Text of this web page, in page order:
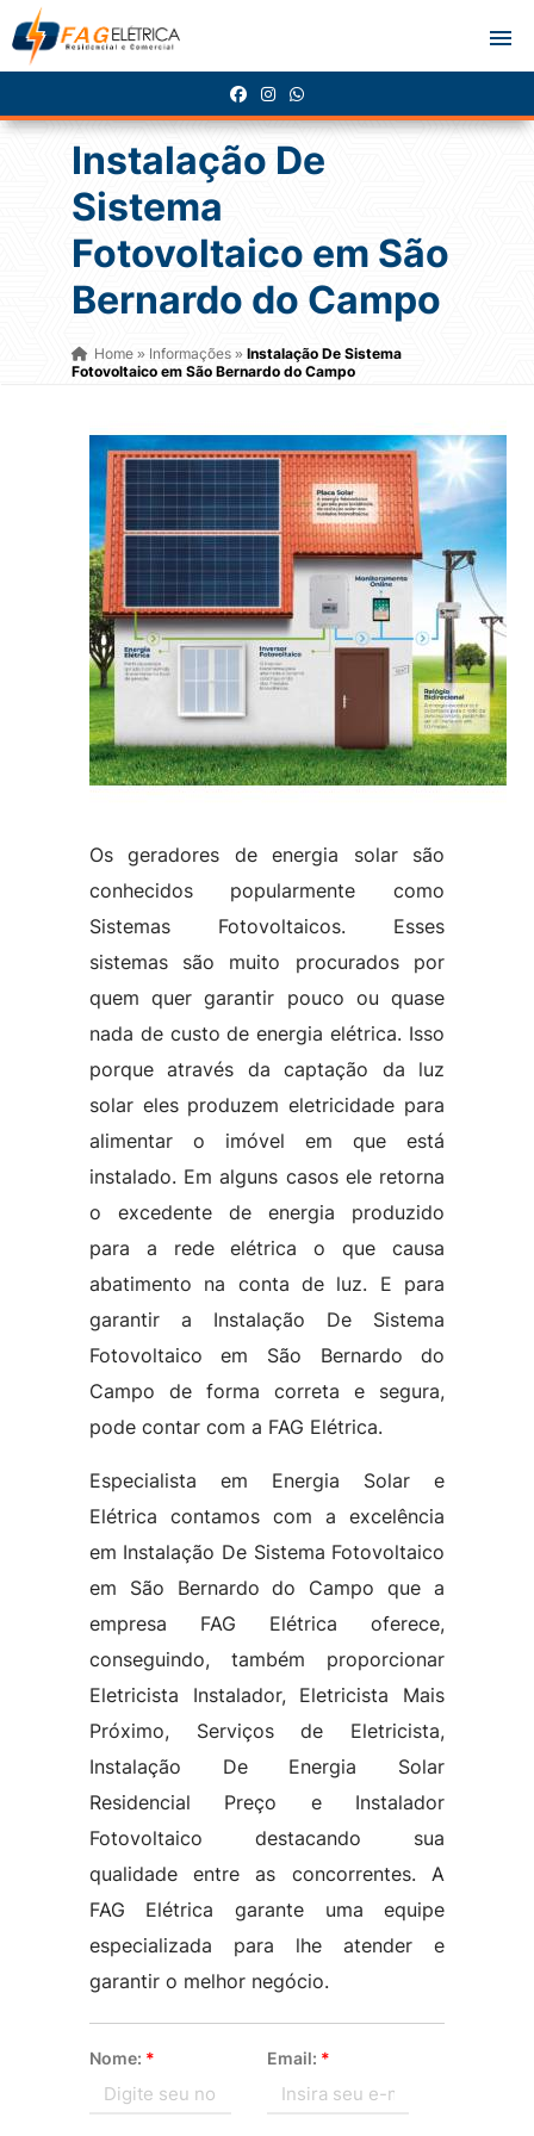
Instalação De
Sistema
Fotovoltaico em São
Bernardo do Campo
Home» Informações » Instalação De Sistema
Fotovoltaico em São Bernardo do Campo
Os geradores de energia solar são
conhecidos popularmente como
Sistemas Fotovoltaicos. Esses
sistemas são muito procurados por
quem quer garantir pouco ou quase
nada de custo de energia elétrica. Isso
porque através da captação da luz
solar eles produzem eletricidade para
alimentar o imóvel em que está
instalado. Em alguns casos ele retorna
o excedente de energia produzido
para a rede elétrica o que causa
abatimento na conta de luz. E para
garantir a Instalação De Sistema
Fotovoltaico em São Bernardo do
Campo de forma correta e segura,
pode contar com a FAG Elétrica.
Especialista em Energia Solar e
Elétrica contamos com a excelência
em Instalação De Sistema Fotovoltaico
em São Bernardo do Campo que a
empresa FAG Elétrica oferece,
conseguindo, também proporcionar
Eletricista Instalador, Eletricista Mais
Próximo, Serviços de Eletricista,
Instalação De Energia Solar
Residencial Preço e Instalador
Fotovoltaico destacando sua
qualidade entre as concorrentes. A
FAG Elétrica garante uma equipe
especializada para lhe atender e
garantir o melhor negócio.
Nome: * Email: *